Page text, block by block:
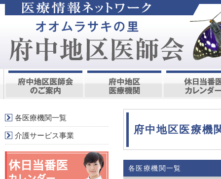
府中地区医療機
各医療機関一覧
各医療機関一覧
介護サービス事業